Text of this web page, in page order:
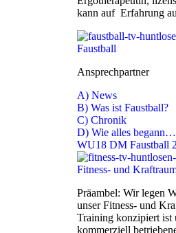
kann auf Erfahrung
Faustball
Ansprechpartner
A) News
B) Was ist Faustball?
C) Chronik
D) Wie alles begann…
WU18 DM Faustball
Fitness- und
Präambel: Wir legen
unser Fitness- und
Training konzipiert ist
kommerziell